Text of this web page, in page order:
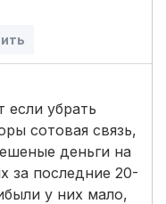
если убрать
сотовая связь,
деньги на
за последние 20-
у них мало,